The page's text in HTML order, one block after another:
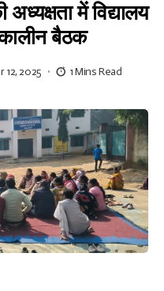
में विद्यालय
बैठक
12, 2025
1 Mins Read